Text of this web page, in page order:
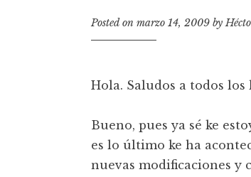
n
Posted on marzo 14, 2009 by
Hola. Saludos a todos los
Bueno, pues ya sé ke
es lo último ke ha
nuevas modificaciones y